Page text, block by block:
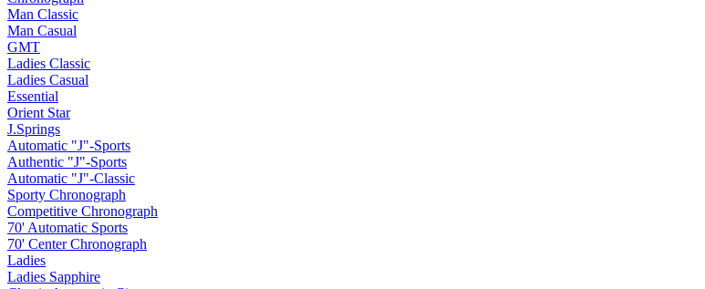
Man Classic
Man Casual
GMT
Ladies Classic
Ladies Casual
Essential
Orient Star
J.Springs
Automatic "J"-Sports
Authentic "J"-Sports
Automatic "J"-Classic
Sporty Chronograph
Competitive Chronograph
70' Automatic Sports
70' Center Chronograph
Ladies
Ladies Sapphire